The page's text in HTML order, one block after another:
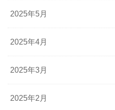
2025年5月
2025年4月
2025年3月
2025年2月